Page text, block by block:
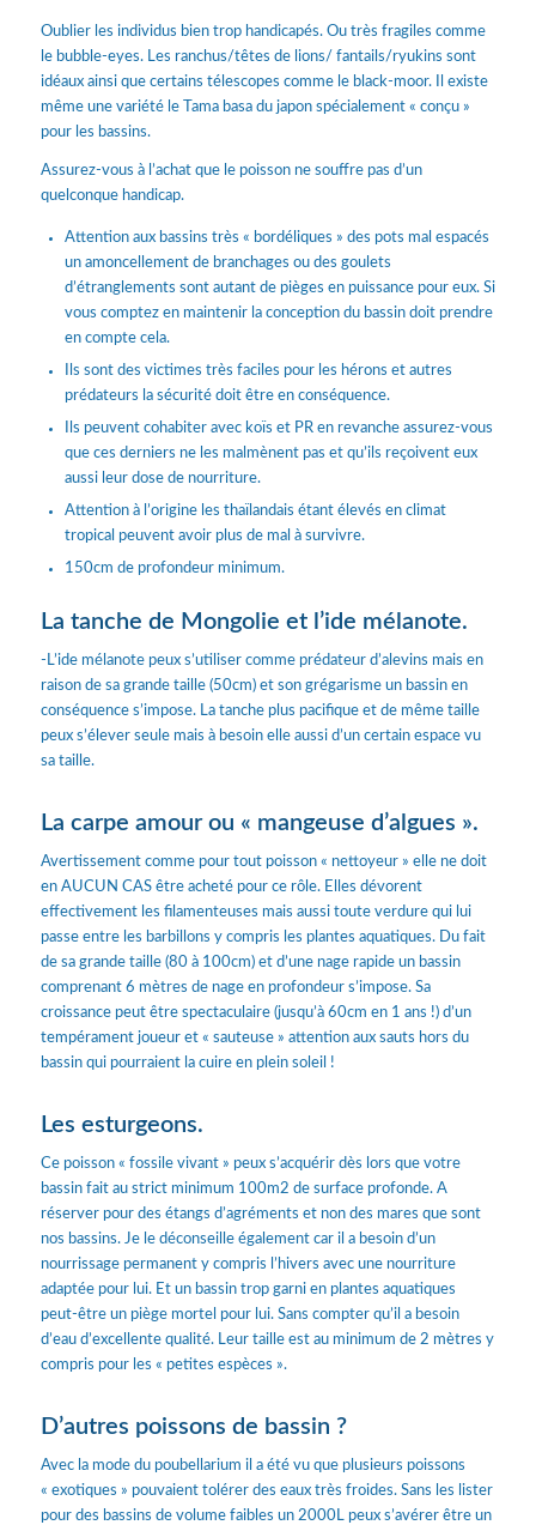
Oublier les individus bien trop handicapés. Ou très fragiles comme
le bubble-eyes. Les ranchus/têtes de lions/ fantails/ryukins sont
idéaux ainsi que certains télescopes comme le black-moor. Il existe
même une variété le Tama basa du japon spécialement « conçu »
pour les bassins.
Assurez-vous à l’achat que le poisson ne souffre pas d’un
quelconque handicap.
Attention aux bassins très « bordéliques » des pots mal espacés
un amoncellement de branchages ou des goulets
d’étranglements sont autant de pièges en puissance pour eux. Si
vous comptez en maintenir la conception du bassin doit prendre
en compte cela.
Ils sont des victimes très faciles pour les hérons et autres
prédateurs la sécurité doit être en conséquence.
Ils peuvent cohabiter avec koïs et PR en revanche assurez-vous
que ces derniers ne les malmènent pas et qu’ils reçoivent eux
aussi leur dose de nourriture.
Attention à l’origine les thaïlandais étant élevés en climat
tropical peuvent avoir plus de mal à survivre.
150cm de profondeur minimum.
La tanche de Mongolie et l’ide mélanote.
-L’ide mélanote peux s’utiliser comme prédateur d’alevins mais en
raison de sa grande taille (50cm) et son grégarisme un bassin en
conséquence s’impose. La tanche plus pacifique et de même taille
peux s’élever seule mais à besoin elle aussi d’un certain espace vu
sa taille.
La carpe amour ou « mangeuse d’algues ».
Avertissement comme pour tout poisson « nettoyeur » elle ne doit
en AUCUN CAS être acheté pour ce rôle. Elles dévorent
effectivement les filamenteuses mais aussi toute verdure qui lui
passe entre les barbillons y compris les plantes aquatiques. Du fait
de sa grande taille (80 à 100cm) et d’une nage rapide un bassin
comprenant 6 mètres de nage en profondeur s’impose. Sa
croissance peut être spectaculaire (jusqu’à 60cm en 1 ans !) d’un
tempérament joueur et « sauteuse » attention aux sauts hors du
bassin qui pourraient la cuire en plein soleil !
Les esturgeons.
Ce poisson « fossile vivant » peux s’acquérir dès lors que votre
bassin fait au strict minimum 100m2 de surface profonde. A
réserver pour des étangs d’agréments et non des mares que sont
nos bassins. Je le déconseille également car il a besoin d’un
nourrissage permanent y compris l’hivers avec une nourriture
adaptée pour lui. Et un bassin trop garni en plantes aquatiques
peut-être un piège mortel pour lui. Sans compter qu’il a besoin
d’eau d’excellente qualité. Leur taille est au minimum de 2 mètres y
compris pour les « petites espèces ».
D’autres poissons de bassin ?
Avec la mode du poubellarium il a été vu que plusieurs poissons
« exotiques » pouvaient tolérer des eaux très froides. Sans les lister
pour des bassins de volume faibles un 2000L peux s’avérer être un